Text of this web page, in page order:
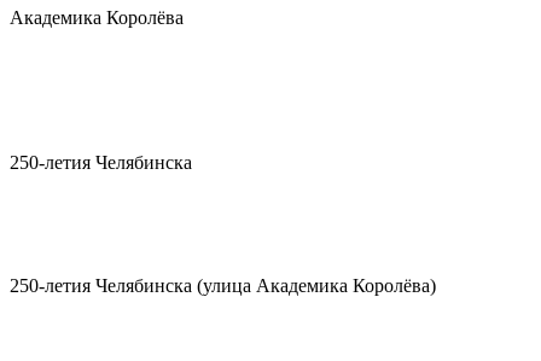
Академика Королёва
250-летия Челябинска
250-летия Челябинска (улица Академика Королёва)